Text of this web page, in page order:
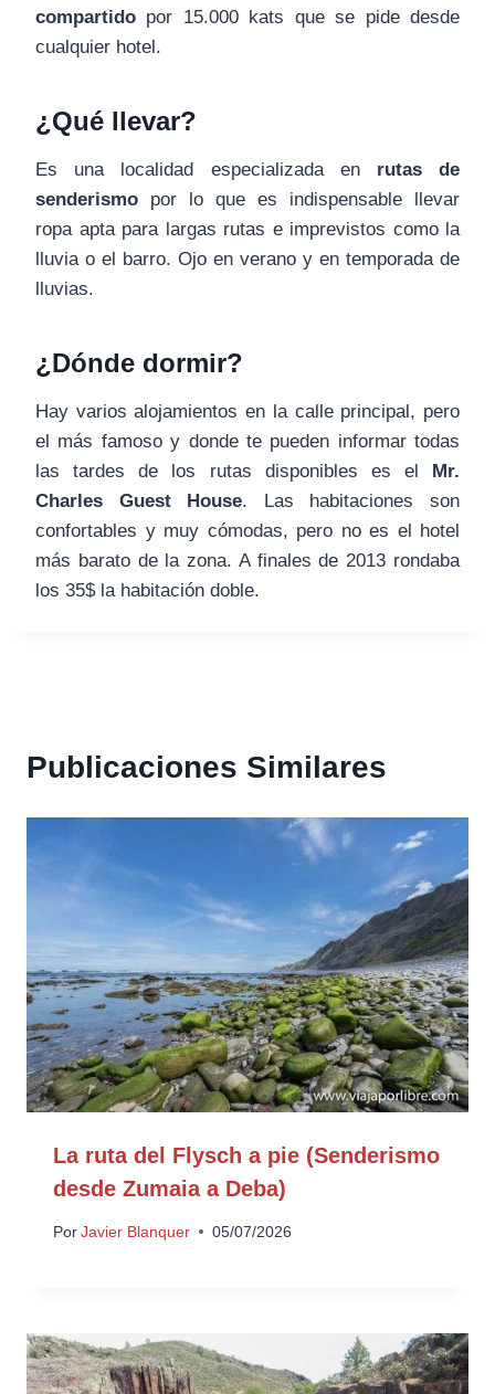
compartido por 15.000 kats que se pide desde
cualquier hotel.
¿Qué llevar?
Es una localidad especializada en rutas de
senderismo por lo que es indispensable llevar
ropa apta para largas rutas e imprevistos como la
lluvia o el barro. Ojo en verano y en temporada de
lluvias.
¿Dónde dormir?
Hay varios alojamientos en la calle principal, pero
el más famoso y donde te pueden informar todas
las tardes de los rutas disponibles es el
Mr.
Charles Guest House. Las habitaciones son
confortables y muy cómodas, pero no es el hotel
más barato de la zona. A finales de 2013 rondaba
los 35$ la habitación doble.
Publicaciones Similares
La ruta del Flysch a pie (Senderismo
desde Zumaia a Deba)
Por Javier Blanquer 05/07/2026